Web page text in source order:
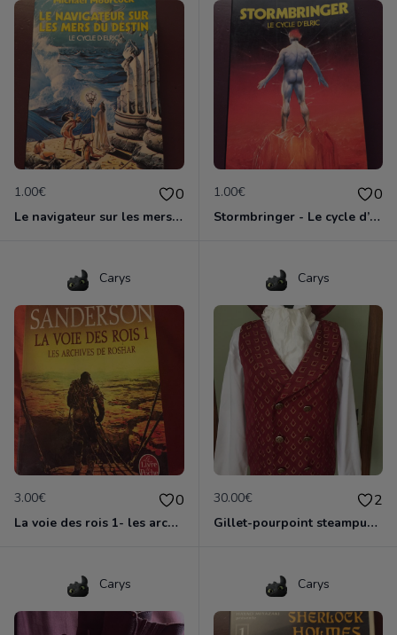
1.00€ 0
Le navigateur sur les mers du destin - le cycle d’Elric
1.00€ 0
Stormbringer - Le cycle d’Elric
Carys
3.00€ 0
La voie des rois 1- les archives de Roshar- Brandon Sanderson
Carys
30.00€ 2
Gillet-pourpoint steampunk victorien - taille L
Carys Carys